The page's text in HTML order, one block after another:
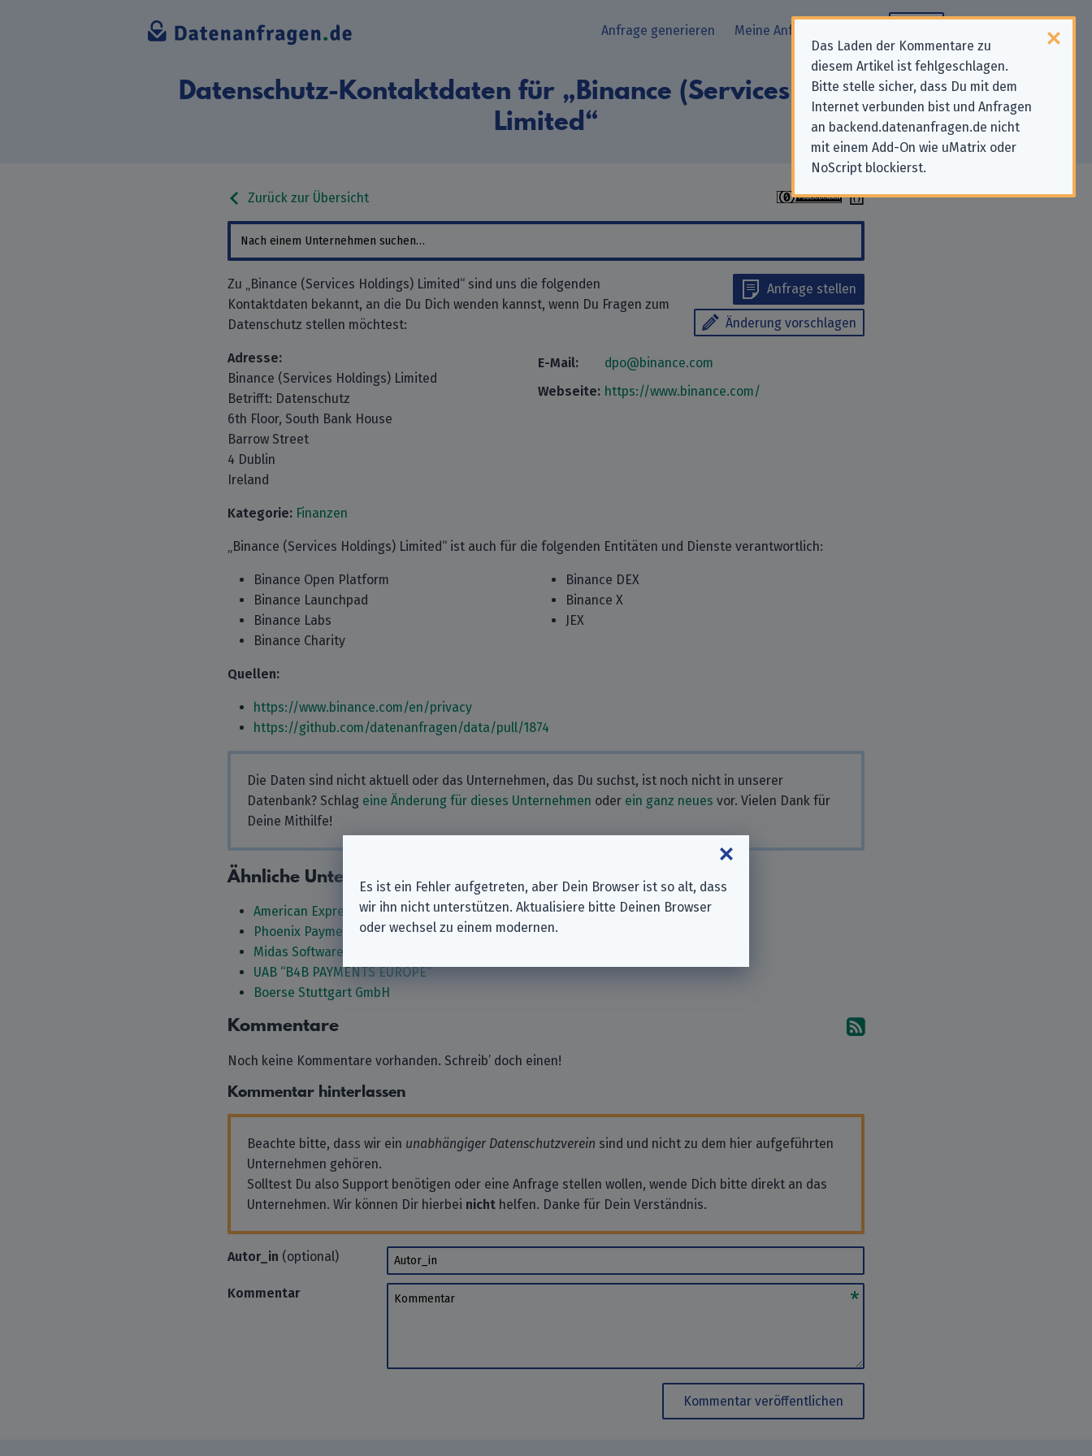
Das Laden der Kommentare zu
diesem Artikel ist fehlgeschlagen.
Bitte stelle sicher, dass Du mit dem
Internet verbunden bist und Anfragen
an backend.datenanfragen.de nicht
mit einem Add-On wie uMatrix oder
NoScript blockierst.
Anfrage generieren Meine Anfragen
Datenschutz-Kontaktdaten für „Binance (Services Holdings)
Limited“
Zurück zur Übersicht
Anfrage stellen
Änderung vorschlagen
Zu „Binance (Services Holdings) Limited“ sind uns die folgenden
Kontaktdaten bekannt, an die Du Dich wenden kannst, wenn Du Fragen zum
Datenschutz stellen möchtest:
Adresse:
Binance (Services Holdings) Limited
Betrifft: Datenschutz
6th Floor, South Bank House
Barrow Street
4 Dublin
Ireland
E-Mail:
dpo@binance.com
Webseite: https://www.binance.com/
Kategorie: Finanzen
„Binance (Services Holdings) Limited“ ist auch für die folgenden Entitäten und Dienste verantwortlich:
Binance Open Platform
Binance Launchpad
Binance Labs
Binance Charity
Binance DEX
Binance X
JEX
Quellen:
https://www.binance.com/en/privacy
https://github.com/datenanfragen/data/pull/1874
Die Daten sind nicht aktuell oder das Unternehmen, das Du suchst, ist noch nicht in unserer
Datenbank? Schlag eine Änderung für dieses Unternehmen oder ein ganz neues vor. Vielen Dank für
Deine Mithilfe!
Ähnliche Unternehmen
American Express Europe S.A.
Phoenix Payments BV
Midas Software GmbH
UAB “B4B PAYMENTS EUROPE”
Boerse Stuttgart GmbH
Kommentare Abonniere die
Noch keine Kommentare vorhanden. Schreib’ doch einen!
Kommentar hinterlassen
Beachte bitte, dass wir ein unabhängiger Datenschutzverein sind und nicht zu dem hier aufgeführten
Unternehmen gehören.
Solltest Du also Support benötigen oder eine Anfrage stellen wollen, wende Dich bitte direkt an das
Unternehmen. Wir können Dir hierbei nicht helfen. Danke für Dein Verständnis.
Autor_in (optional) Autor_in
Kommentar Kommentar
Kommentar veröffentlichen
Es ist ein Fehler aufgetreten, aber Dein Browser ist so alt, dass
wir ihn nicht unterstützen. Aktualisiere bitte Deinen Browser
oder wechsel zu einem modernen.